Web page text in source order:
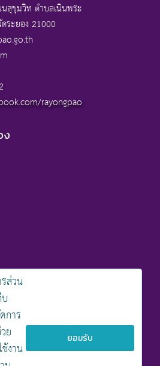
สุขุมวิท ตำบลเนินพระ
ระยอง 21000
rayongpao
ง
งค์การบริหารส่วนจังหวัดระยอง
บุคคล
ลอดภัยเว็บไซต์
ริหารส่วนจังหวัดระยอง
ว็บไซต์โดย khontamweb
ส่วน
การ
ย
งาน
ยอมรับ